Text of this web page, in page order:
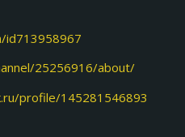
id713958967
25256916/about/
profile/145281546893